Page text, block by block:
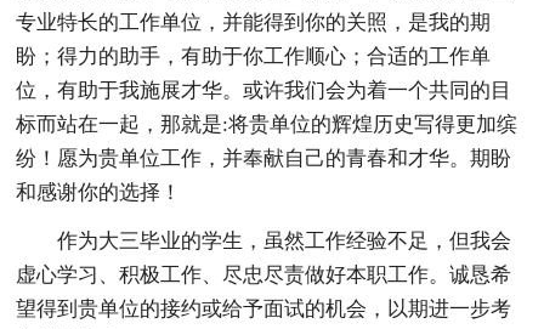
专业特长的工作单位，并能得到你的关照，是我的期
盼；得力的助手，有助于你工作顺心；合适的工作单
位，有助于我施展才华。或许我们会为着一个共同的目
标而站在一起，那就是:将贵单位的辉煌历史写得更加缤
纷！愿为贵单位工作，并奉献自己的青春和才华。期盼
和感谢你的选择！
作为大三毕业的学生，虽然工作经验不足，但我会
虚心学习、积极工作、尽忠尽责做好本职工作。诚恳希
望得到贵单位的接约或给予面试的机会，以期进一步考